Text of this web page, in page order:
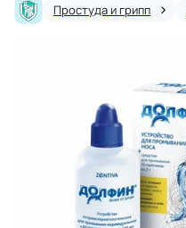
Простуда и грипп